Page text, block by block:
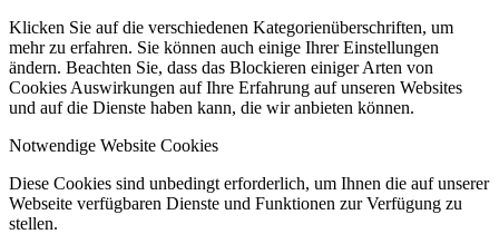
Klicken Sie auf die verschiedenen Kategorienüberschriften, um
mehr zu erfahren. Sie können auch einige Ihrer Einstellungen
ändern. Beachten Sie, dass das Blockieren einiger Arten von
Cookies Auswirkungen auf Ihre Erfahrung auf unseren Websites
und auf die Dienste haben kann, die wir anbieten können.
Notwendige Website Cookies
Diese Cookies sind unbedingt erforderlich, um Ihnen die auf unserer
Webseite verfügbaren Dienste und Funktionen zur Verfügung zu
stellen.